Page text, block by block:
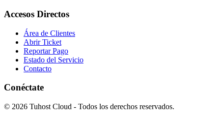
Accesos Directos
Área de Clientes
Abrir Ticket
Reportar Pago
Estado del Servicio
Contacto
Conéctate
© 2026 Tuhost Cloud - Todos los derechos reservados.